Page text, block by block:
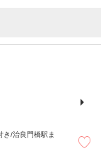
き/治良門橋駅ま